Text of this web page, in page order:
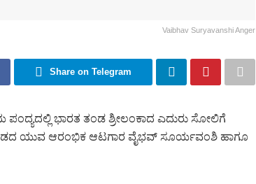
Vaibhav Suryavanshi Anger
Share on Telegram
ಭಾರತ ತಂಡ ಶ್ರೀಲಂಕಾದ ಎದುರು ಸೋಲಿಗೆ
ಯುವ ಆರಂಭಿಕ ಆಟಗಾರ ವೈಭವ್‌ ಸೂರ್ಯವಂಶಿ ಹಾಗೂ